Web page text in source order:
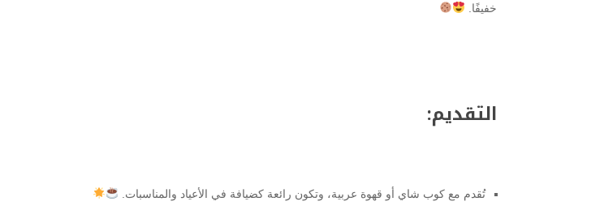
خفيفًا.
التقديم:
تُقدم مع كوب شاي أو قهوة عربية، وتكون رائعة كضيافة في الأعياد والمناسبات.